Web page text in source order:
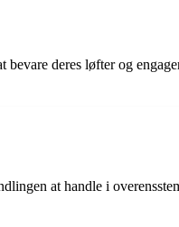
deres løfter og
at handle i